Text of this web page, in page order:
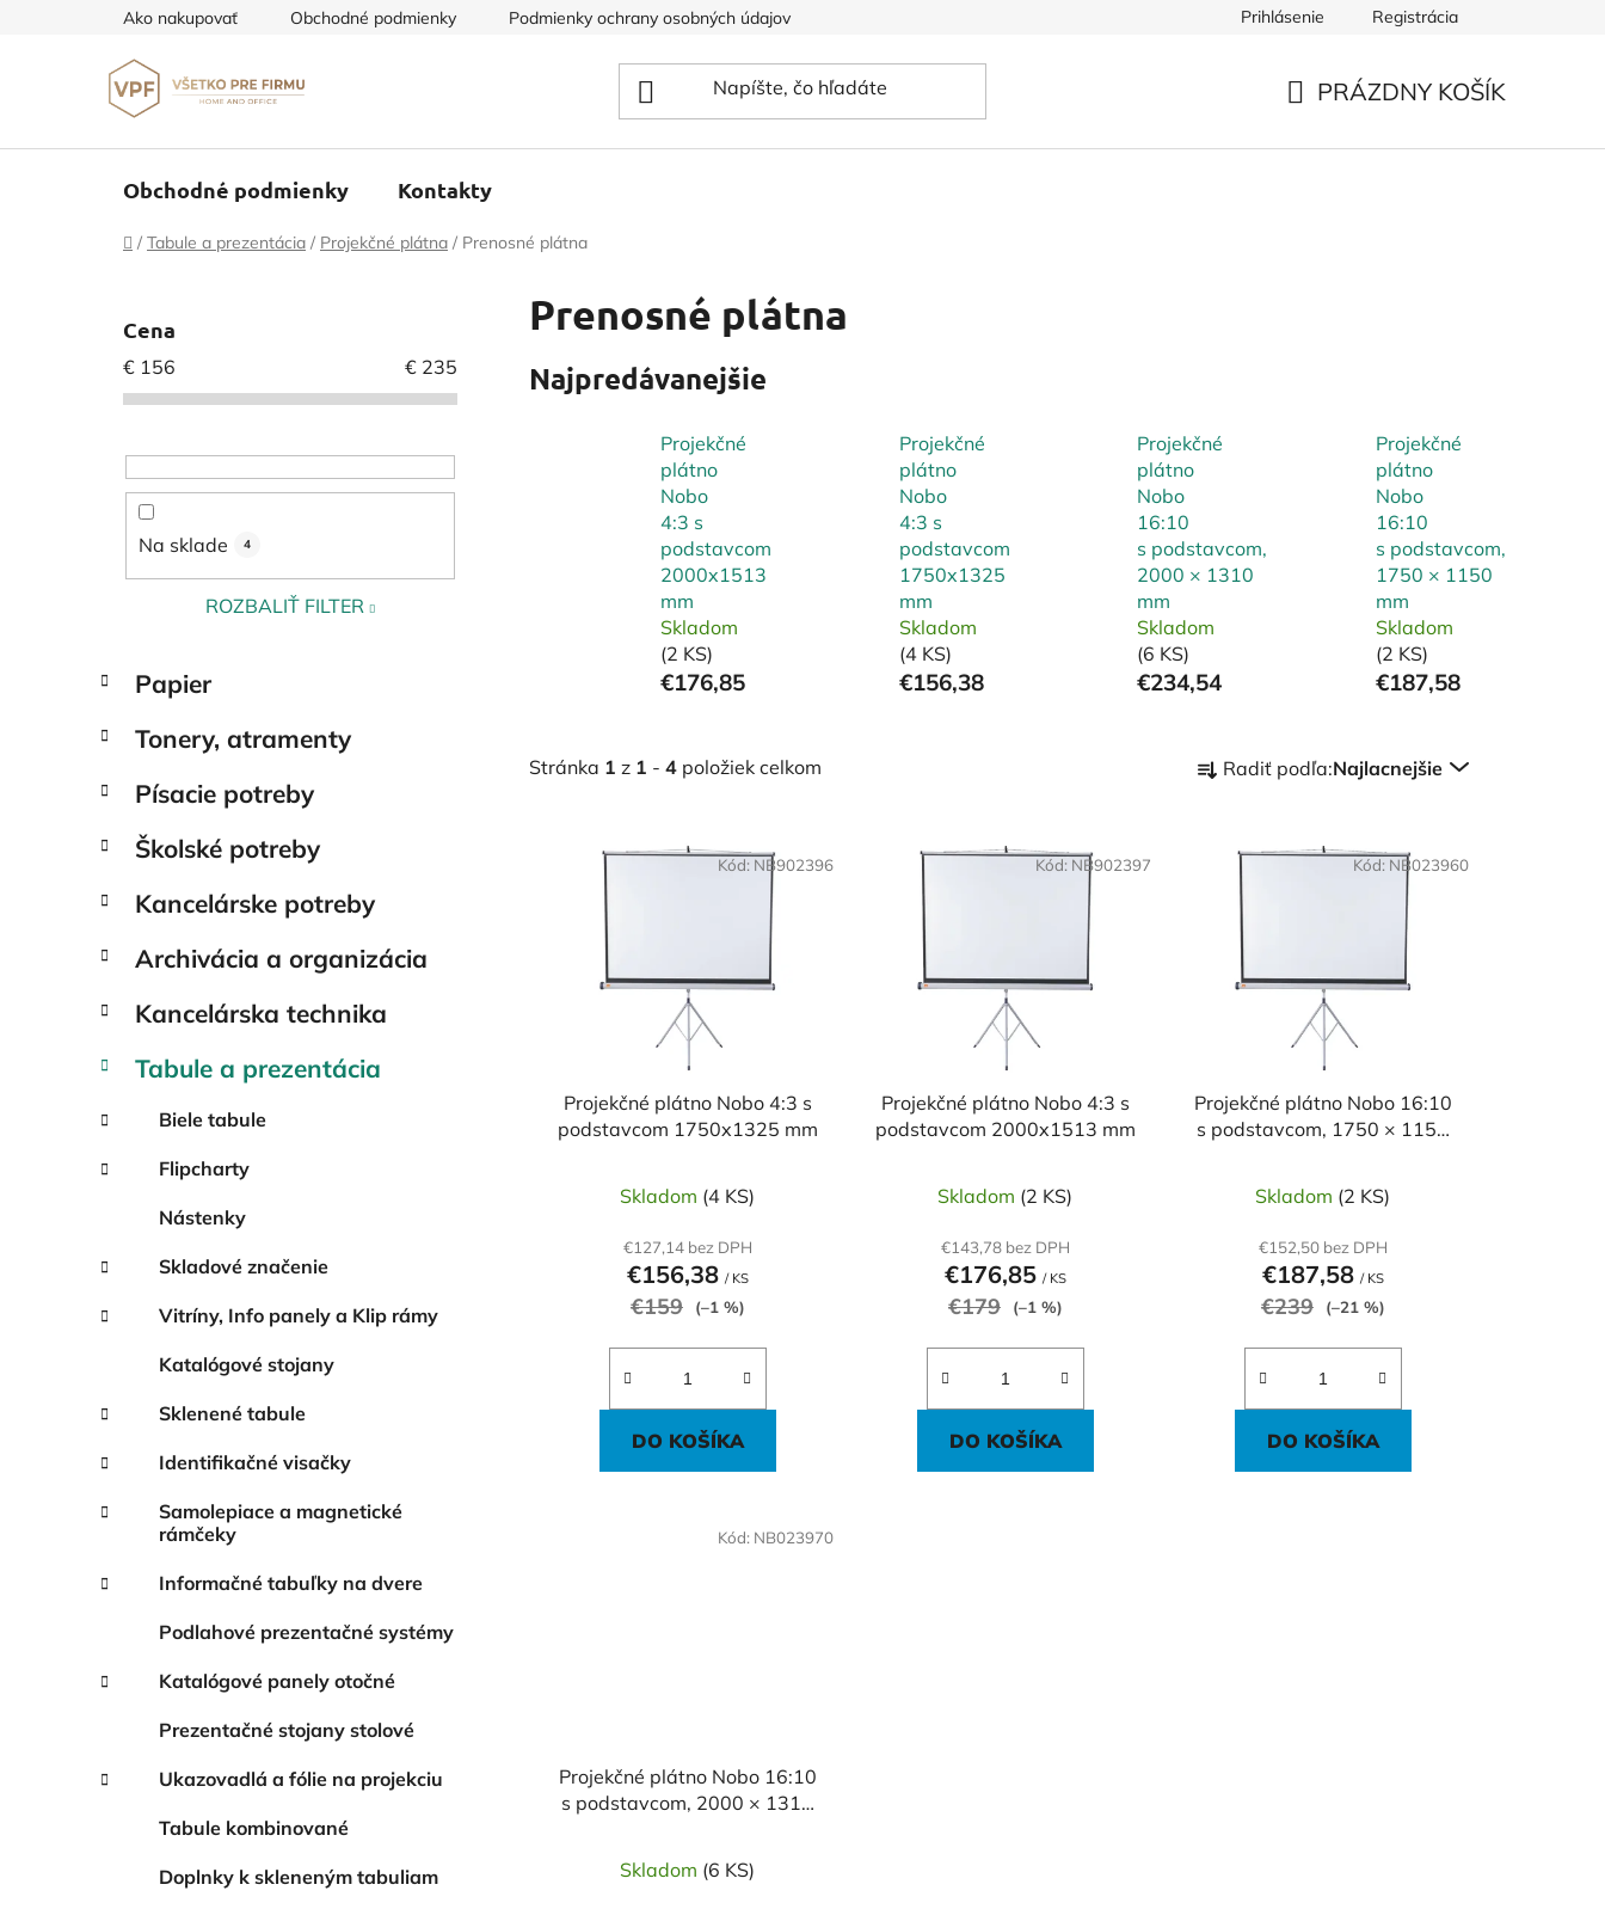
Ako nakupovať Obchodné podmienky Podmienky ochrany osobných údajov Prihlásenie Registrácia
PRÁZDNY KOŠÍK
Obchodné podmienky Kontakty
Domov
/ Tabule a prezentácia / Projekčné plátna / Prenosné plátna
Cena
€ 156 € 235
Na sklade 4
ROZBALIŤ FILTER
kategórie
K
a
e
ó
i
Papier
Tonery, atramenty
Písacie potreby
Školské potreby
Kancelárske potreby
Archivácia a organizácia
Kancelárska technika
Tabule a prezentácia
Biele tabule
Flipcharty
Nástenky
Skladové značenie
Vitríny, Info panely a Klip rámy
Katalógové stojany
Sklenené tabule
Identifikačné visačky
Samolepiace a magnetické
rámčeky
Informačné tabuľky na dvere
Podlahové prezentačné systémy
Katalógové panely otočné
Prezentačné stojany stolové
Ukazovadlá a fólie na projekciu
Tabule kombinované
Doplnky k skleneným tabuliam
Prenosné plátna
Najpredávanejšie
Projekčné
plátno
Nobo
4:3 s
podstavcom
2000x1513
mm
Skladom
(2 KS)
€176,85
Projekčné
plátno
Nobo
4:3 s
podstavcom
1750x1325
mm
Skladom
(4 KS)
€156,38
Projekčné
plátno
Nobo
16:10
s podstavcom,
2000 × 1310
mm
Skladom
(6 KS)
€234,54
Projekčné
plátno
Nobo
16:10
s podstavcom,
1750 × 1150
mm
Skladom
(2 KS)
€187,58
Stránka 1 z 1 - 4 položiek celkom
a
u
k
Radiť podľa:Najlacnejšie
Projekčné plátno Nobo 4:3 s
podstavcom 1750x1325 mm
Skladom (4 KS)
€127,14 bez DPH
€156,38 / KS
€159 (–1 %)
DO KOŠÍKA
Kód: NB902396
Projekčné plátno Nobo 4:3 s
podstavcom 2000x1513 mm
Skladom (2 KS)
€143,78 bez DPH
€176,85 / KS
€179 (–1 %)
DO KOŠÍKA
Kód: NB902397
Projekčné plátno Nobo 16:10
s podstavcom, 1750 × 1150
Skladom (2 KS)
€152,50 bez DPH
€187,58 / KS
€239 (–21 %)
DO KOŠÍKA
Kód: NB023960
Projekčné plátno Nobo 16:10
s podstavcom, 2000 × 1310
Skladom (6 KS)
Kód: NB023970